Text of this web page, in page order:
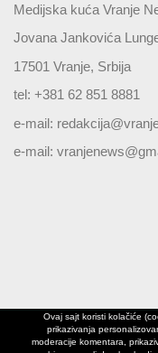
Medijska kuća Vranje
Jovana Jankovića
17501 Vranje, Srbija
tel: +381 62 851 8881
e-mail:
e-mail:
Ovaj sajt koristi kolačiće
prikazivanja
moderacije komentara,